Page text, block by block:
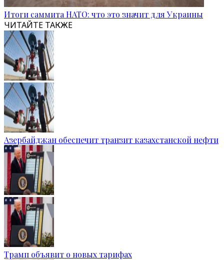
Итоги саммита НАТО: что это значит для Украины
ЧИТАЙТЕ ТАКЖЕ
Азербайджан обеспечит транзит казахстанской нефти
Трамп объявит о новых тарифах